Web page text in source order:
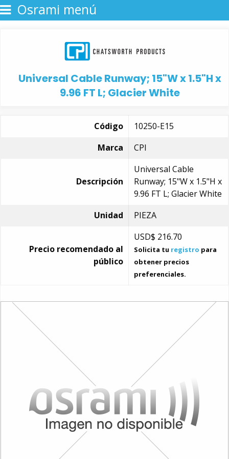
Osrami menú
Universal Cable Runway; 15"W x 1.5"H x
9.96 FT L; Glacier White
Código
10250-E15
Marca
CPI
Descripción
Universal Cable
Runway; 15"W x 1.5"H x
9.96 FT L; Glacier White
Unidad
PIEZA
Precio recomendado al
público
USD$ 216.70
Solicita tu registro para
obtener precios
preferenciales.